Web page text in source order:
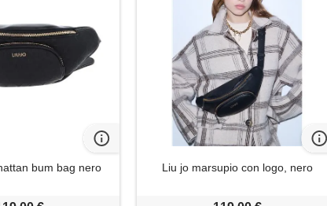
bum bag nero Liu jo marsupio con logo, nero